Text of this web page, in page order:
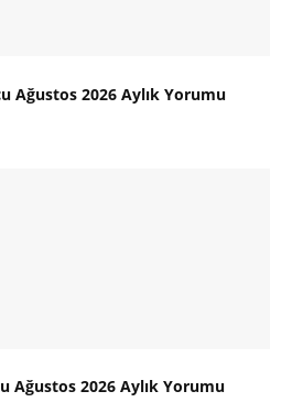
Ağustos 2026 Aylık Yorumu
Ağustos 2026 Aylık Yorumu